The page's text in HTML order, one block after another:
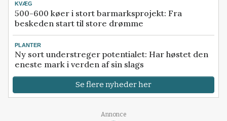
KVÆG
500-600 køer i stort barmarksprojekt: Fra
beskeden start til store drømme
PLANTER
Ny sort understreger potentialet: Har høstet den
eneste mark i verden af sin slags
Se flere nyheder her
Annonce